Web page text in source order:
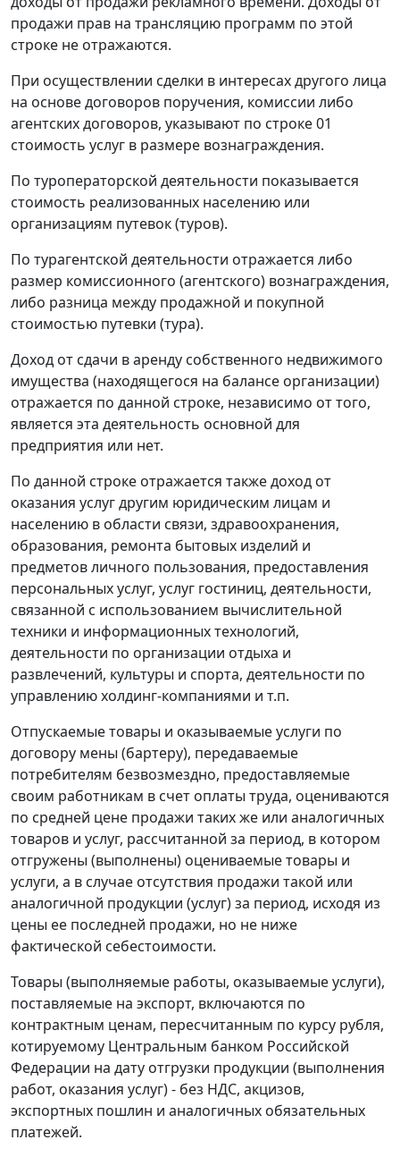
продажи прав на трансляцию программ по этой
строке не отражаются.
При осуществлении сделки в интересах другого лица
на основе договоров поручения, комиссии либо
агентских договоров, указывают по строке 01
стоимость услуг в размере вознаграждения.
По туроператорской деятельности показывается
стоимость реализованных населению или
организациям путевок (туров).
По турагентской деятельности отражается либо
размер комиссионного (агентского) вознаграждения,
либо разница между продажной и покупной
стоимостью путевки (тура).
Доход от сдачи в аренду собственного недвижимого
имущества (находящегося на балансе организации)
отражается по данной строке, независимо от того,
является эта деятельность основной для
предприятия или нет.
По данной строке отражается также доход от
оказания услуг другим юридическим лицам и
населению в области связи, здравоохранения,
образования, ремонта бытовых изделий и
предметов личного пользования, предоставления
персональных услуг, услуг гостиниц, деятельности,
связанной с использованием вычислительной
техники и информационных технологий,
деятельности по организации отдыха и
развлечений, культуры и спорта, деятельности по
управлению холдинг-компаниями и т.п.
Отпускаемые товары и оказываемые услуги по
договору мены (бартеру), передаваемые
потребителям безвозмездно, предоставляемые
своим работникам в счет оплаты труда, оцениваются
по средней цене продажи таких же или аналогичных
товаров и услуг, рассчитанной за период, в котором
отгружены (выполнены) оцениваемые товары и
услуги, а в случае отсутствия продажи такой или
аналогичной продукции (услуг) за период, исходя из
цены ее последней продажи, но не ниже
фактической себестоимости.
Товары (выполняемые работы, оказываемые услуги),
поставляемые на экспорт, включаются по
контрактным ценам, пересчитанным по курсу рубля,
котируемому Центральным банком Российской
Федерации на дату отгрузки продукции (выполнения
работ, оказания услуг) - без НДС, акцизов,
экспортных пошлин и аналогичных обязательных
платежей.